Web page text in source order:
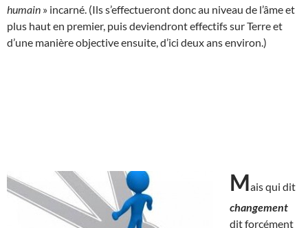
humain » incarné. (Ils s’effectueront donc au niveau de l’âme et
plus haut en premier, puis deviendront effectifs sur Terre et
d’une manière objective ensuite, d’ici deux ans environ.)
Mais qui dit
changement
dit forcément